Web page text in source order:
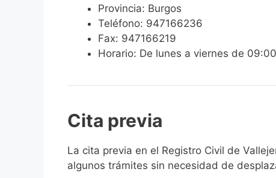
Provincia: Burgos
Teléfono: 947166236
Fax: 947166219
Horario: De lunes a viernes de
Cita previa
​​​​​​​​​​​​​​​​​​​​​​​​​​​​La cita previa en el Registro Civil de
algunos trámites sin necesidad de